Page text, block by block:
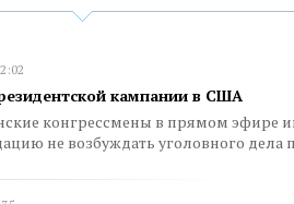
кампании в США
конгрессмены в прямом эфире
не возбуждать уголовного дела